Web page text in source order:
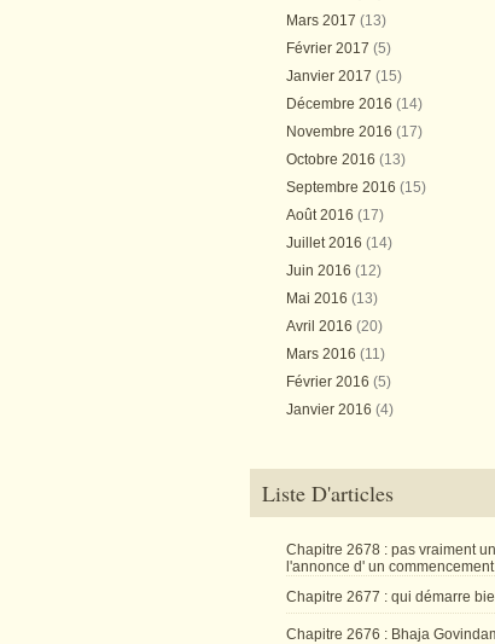
Mars 2017 (13)
Février 2017 (5)
Janvier 2017 (15)
Décembre 2016 (14)
Novembre 2016 (17)
Octobre 2016 (13)
Septembre 2016 (15)
Août 2016 (17)
Juillet 2016 (14)
Juin 2016 (12)
Mai 2016 (13)
Avril 2016 (20)
Mars 2016 (11)
Février 2016 (5)
Janvier 2016 (4)
Liste D'articles
Chapitre 2678 : pas vraiment
l'annonce d' un
Chapitre 2677 : qui démarre
Chapitre 2676 : Bhaja